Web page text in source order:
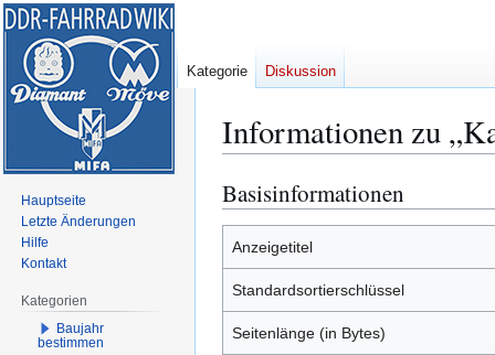
Informationen zu
Zur
Navigation
Zur
Suche
Basisinformationen
Anzeigetitel
Standardsortierschlüssel
Seitenlänge (in Bytes)
Kategorie Diskussion
Hauptseite
Letzte Änderungen
Hilfe
Kontakt
Kategorien
Baujahr
bestimmen